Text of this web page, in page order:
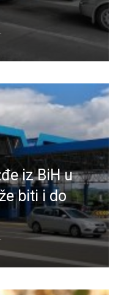
iz BiH u
biti i do